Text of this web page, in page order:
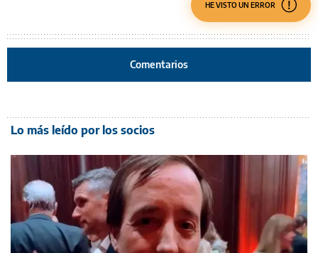
HE VISTO UN ERROR
Comentarios
Lo más leído por los socios